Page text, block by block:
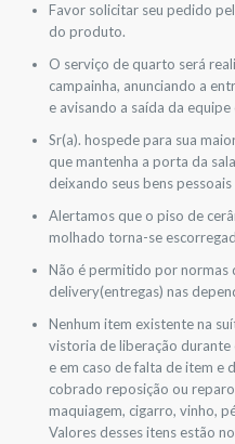
Favor solicitar seu pedido
do produto.
O serviço de quarto será
campainha, anunciando a
e avisando a saída da
Sr(a). hospede para sua
que mantenha a porta da
deixando seus bens
Alertamos que o piso de
molhado torna-se
Não é permitido por normas
delivery(entregas) nas
Nenhum item existente na
vistoria de liberação durante
e em caso de falta de item e
cobrado reposição ou
maquiagem, cigarro, vinho,
Valores desses itens estão